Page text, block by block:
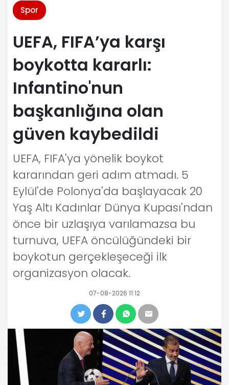
Spor
UEFA, FIFA’ya karşı
boykotta kararlı:
Infantino'nun
başkanlığına olan
güven kaybedildi
UEFA, FIFA'ya yönelik boykot
kararından geri adım atmadı. 5
Eylül'de Polonya'da başlayacak 20
Yaş Altı Kadınlar Dünya Kupası'ndan
önce bir uzlaşıya varılamazsa bu
turnuva, UEFA öncülüğündeki bir
boykotun gerçekleşeceği ilk
organizasyon olacak.
07-08-2026 11:12